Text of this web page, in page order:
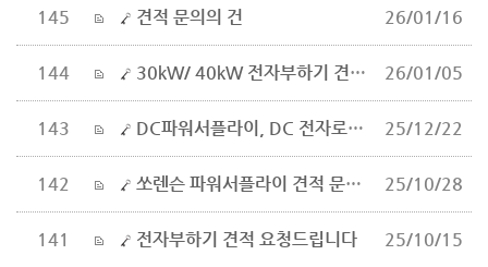
145 견적 문의의 건 26/01/16
144 30kW/ 40kW 전자부하기 견적 문의 26/01/05
143 DC파워서플라이, DC 전자로드 관련 견적 요청드립니다. 25/12/22
142 쏘렌슨 파워서플라이 견적 문의 건 25/10/28
141 전자부하기 견적 요청드립니다 25/10/15